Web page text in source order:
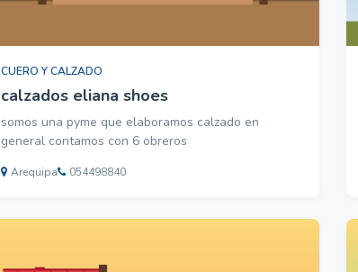
CUERO Y CALZADO
calzados eliana shoes
somos una pyme que elaboramos calzado en
general contamos con 6 obreros
Arequipa 054498840